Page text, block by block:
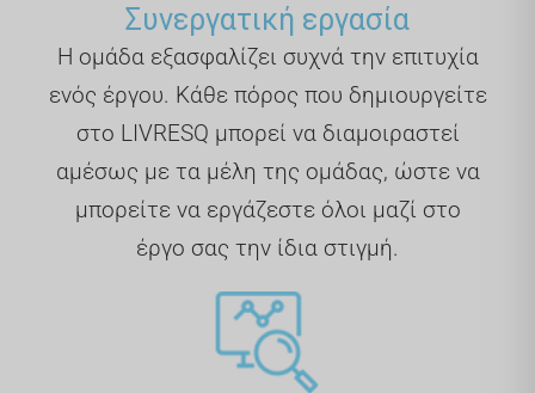
Συνεργατική εργασία
Η ομάδα εξασφαλίζει συχνά την επιτυχία
ενός έργου. Κάθε πόρος που δημιουργείτε
στο LIVRESQ μπορεί να διαμοιραστεί
αμέσως με τα μέλη της ομάδας, ώστε να
μπορείτε να εργάζεστε όλοι μαζί στο
έργο σας την ίδια στιγμή.